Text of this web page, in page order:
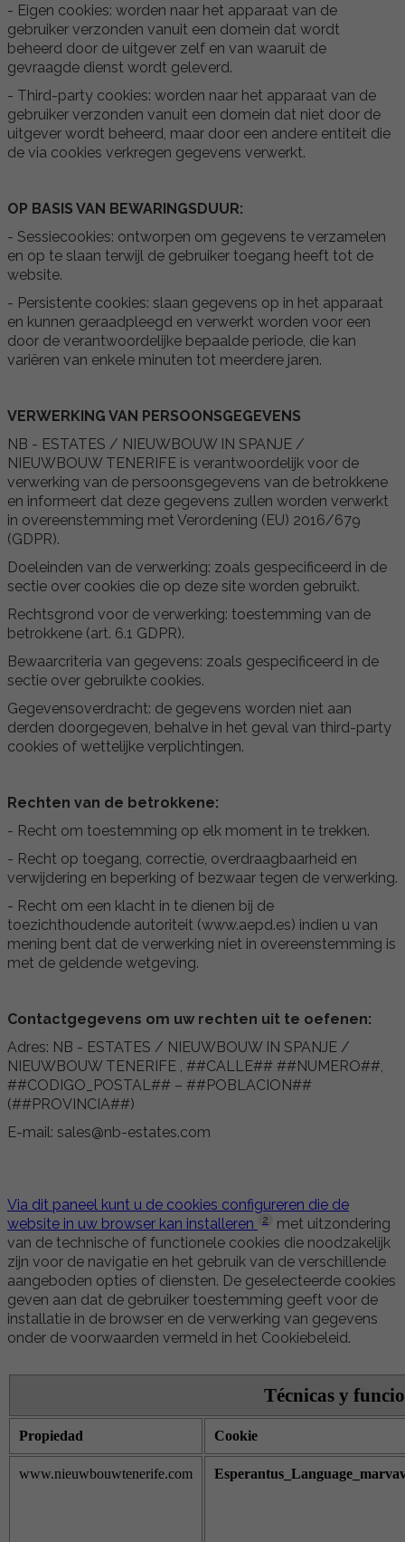
- Eigen cookies: worden naar het apparaat van de
gebruiker verzonden vanuit een domein dat wordt
beheerd door de uitgever zelf en van waaruit de
gevraagde dienst wordt geleverd.
- Third-party cookies: worden naar het apparaat van de
gebruiker verzonden vanuit een domein dat niet door de
uitgever wordt beheerd, maar door een andere entiteit die
de via cookies verkregen gegevens verwerkt.
OP BASIS VAN BEWARINGSDUUR:
- Sessiecookies: ontworpen om gegevens te verzamelen
en op te slaan terwijl de gebruiker toegang heeft tot de
website.
- Persistente cookies: slaan gegevens op in het apparaat
en kunnen geraadpleegd en verwerkt worden voor een
door de verantwoordelijke bepaalde periode, die kan
variëren van enkele minuten tot meerdere jaren.
VERWERKING VAN PERSOONSGEGEVENS
NB - ESTATES / NIEUWBOUW IN SPANJE /
NIEUWBOUW TENERIFE is verantwoordelijk voor de
verwerking van de persoonsgegevens van de betrokkene
en informeert dat deze gegevens zullen worden verwerkt
in overeenstemming met Verordening (EU) 2016/679
(GDPR).
Doeleinden van de verwerking: zoals gespecificeerd in de
sectie over cookies die op deze site worden gebruikt.
Rechtsgrond voor de verwerking: toestemming van de
betrokkene (art. 6.1 GDPR).
Bewaarcriteria van gegevens: zoals gespecificeerd in de
sectie over gebruikte cookies.
Gegevensoverdracht: de gegevens worden niet aan
derden doorgegeven, behalve in het geval van third-party
cookies of wettelijke verplichtingen.
Rechten van de betrokkene:
- Recht om toestemming op elk moment in te trekken.
- Recht op toegang, correctie, overdraagbaarheid en
verwijdering en beperking of bezwaar tegen de verwerking.
- Recht om een klacht in te dienen bij de
toezichthoudende autoriteit (www.aepd.es) indien u van
mening bent dat de verwerking niet in overeenstemming is
met de geldende wetgeving.
Contactgegevens om uw rechten uit te oefenen:
Adres: NB - ESTATES / NIEUWBOUW IN SPANJE /
NIEUWBOUW TENERIFE , ##CALLE## ##NUMERO##,
##CODIGO_POSTAL## – ##POBLACION##
(##PROVINCIA##)
E-mail: sales@nb-estates.com
Via dit paneel kunt u de cookies configureren die de
website in uw browser kan installeren
2
met uitzondering
van de technische of functionele cookies die noodzakelijk
zijn voor de navigatie en het gebruik van de verschillende
aangeboden opties of diensten. De geselecteerde cookies
geven aan dat de gebruiker toestemming geeft voor de
installatie in de browser en de verwerking van gegevens
onder de voorwaarden vermeld in het Cookiebeleid.
Técnicas y
Propiedad Cookie
www.nieuwbouwtenerife.com